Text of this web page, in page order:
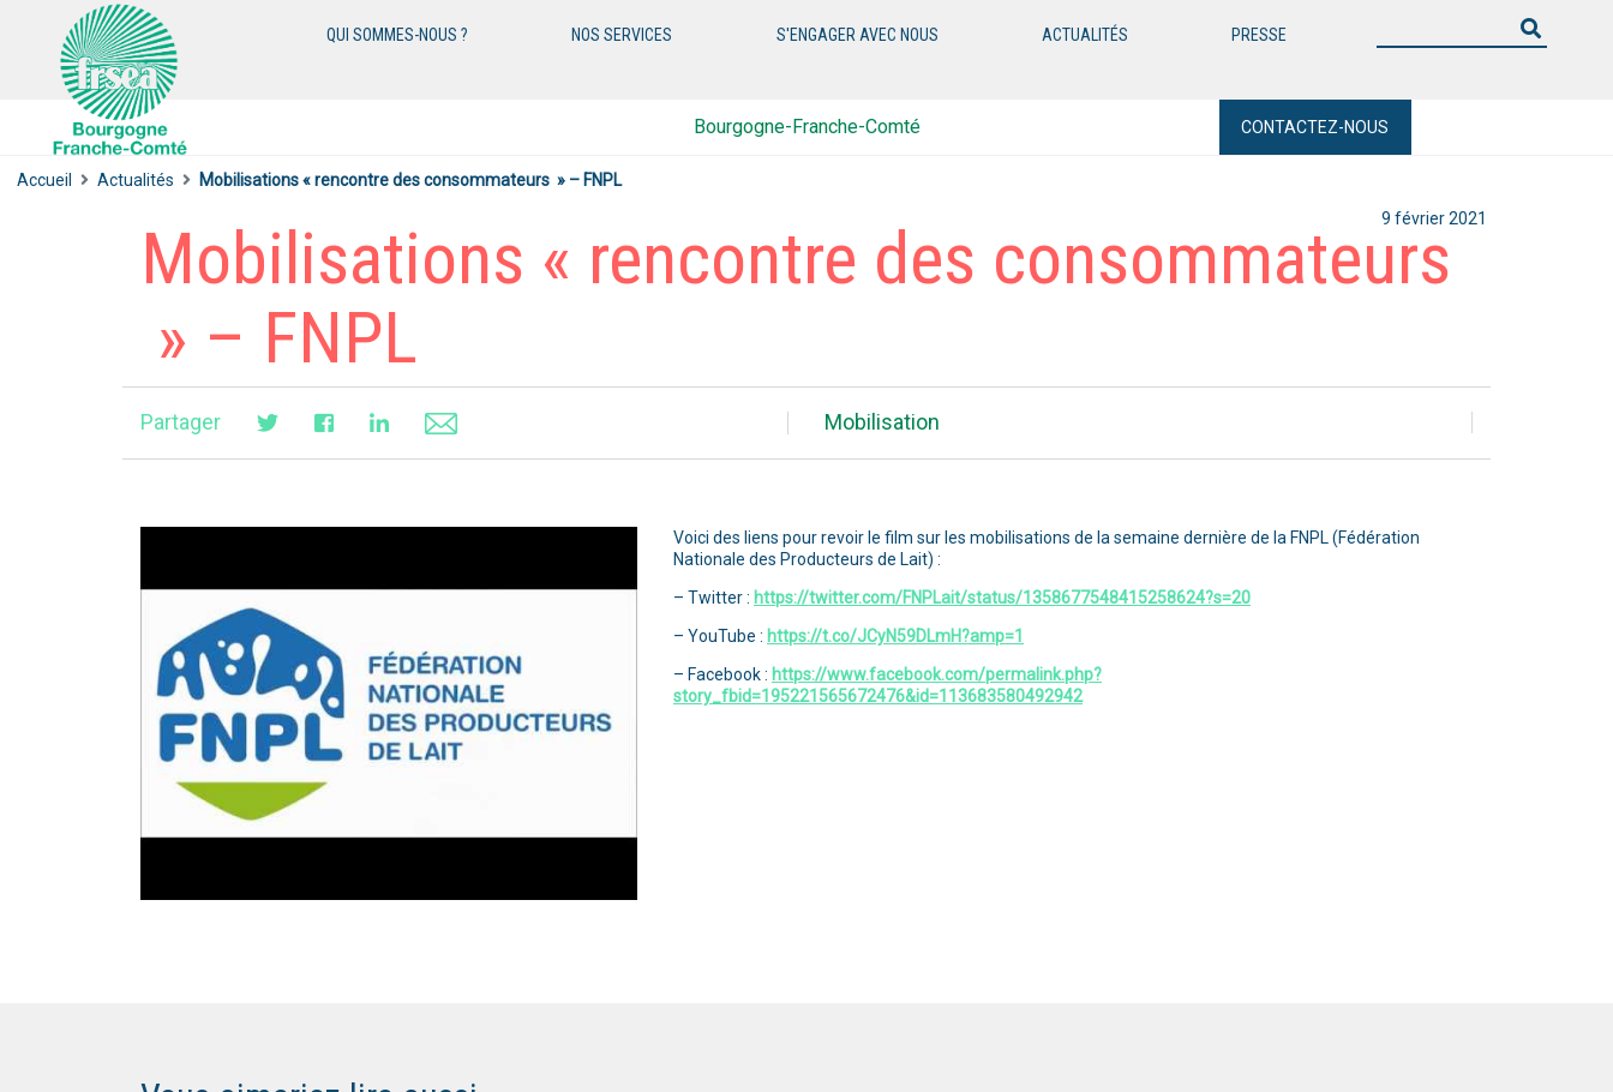
QUI SOMMES-NOUS ? NOS SERVICES S'ENGAGER AVEC NOUS ACTUALITÉS PRESSE
Bourgogne-Franche-Comté CONTACTEZ-NOUS
Accueil Actualités Mobilisations « rencontre des consommateurs » – FNPL
Mobilisations « rencontre des consommateurs
» – FNPL
9 février 2021
Partager Mobilisation
Voici des liens pour revoir le film sur les mobilisations de la semaine dernière de la FNPL (Fédération
Nationale des Producteurs de Lait) :
– Twitter : https://twitter.com/FNPLait/status/1358677548415258624?s=20
– YouTube : https://t.co/JCyN59DLmH?amp=1
– Facebook : https://www.facebook.com/permalink.php?
story_fbid=195221565672476&id=113683580492942